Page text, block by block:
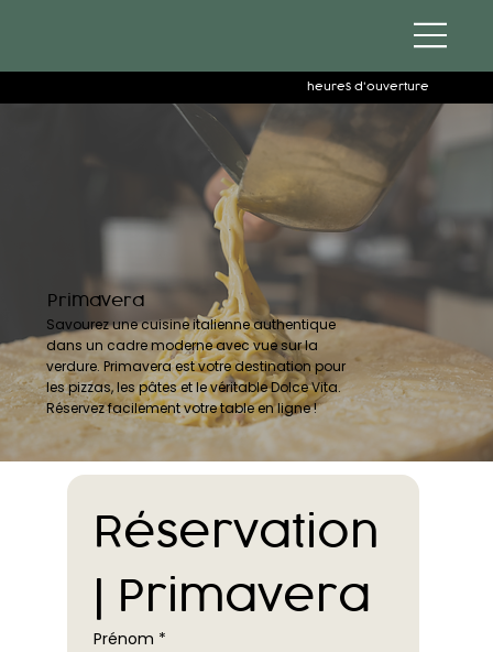
heures d'ouverture
Primavera
Savourez une cuisine italienne authentique
dans un cadre moderne avec vue sur la
verdure. Primavera est votre destination pour
les pizzas, les pâtes et le véritable Dolce Vita.
Réservez facilement votre table en ligne !
Réservation
| Primavera
Prénom *